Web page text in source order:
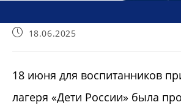
Запись18.06.2025
18 июня для воспитанников
лагеря «Дети России» была